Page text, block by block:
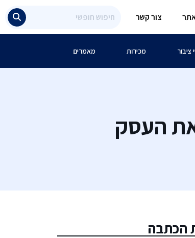
צור קשר
ציבור מכירות מאמרים
את העסק
הכתבה